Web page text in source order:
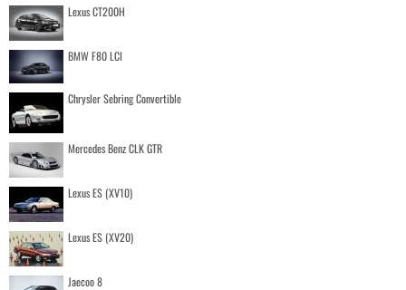
Lexus CT200H
BMW F80 LCI
Chrysler Sebring Convertible
Mercedes Benz CLK GTR
Lexus ES (XV10)
Lexus ES (XV20)
Jaecoo 8